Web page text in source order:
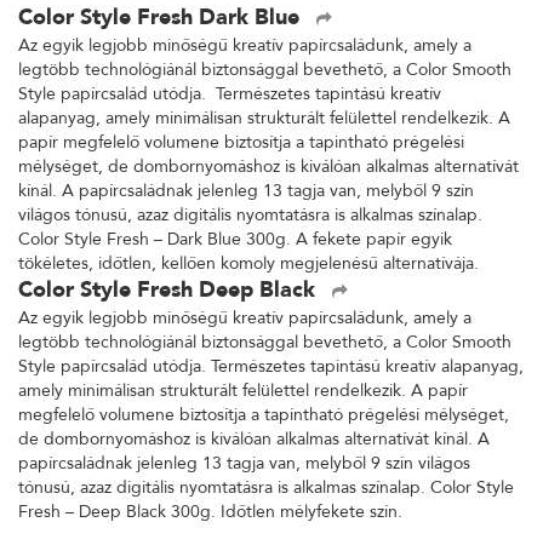
Color Style Fresh Dark Blue
Az egyik legjobb minőségű kreatív papírcsaládunk, amely a
legtöbb technológiánál biztonsággal bevethető, a Color Smooth
Style papírcsalád utódja. Természetes tapintású kreatív
alapanyag, amely minimálisan strukturált felülettel rendelkezik. A
papír megfelelő volumene biztosítja a tapintható prégelési
mélységet, de dombornyomáshoz is kiválóan alkalmas alternatívát
kínál. A papírcsaládnak jelenleg 13 tagja van, melyből 9 szín
világos tónusú, azaz digitális nyomtatásra is alkalmas színalap.
Color Style Fresh – Dark Blue 300g. A fekete papír egyik
tökéletes, időtlen, kellően komoly megjelenésű alternatívája.
Color Style Fresh Deep Black
Az egyik legjobb minőségű kreatív papírcsaládunk, amely a
legtöbb technológiánál biztonsággal bevethető, a Color Smooth
Style papírcsalád utódja. Természetes tapintású kreatív alapanyag,
amely minimálisan strukturált felülettel rendelkezik. A papír
megfelelő volumene biztosítja a tapintható prégelési mélységet,
de dombornyomáshoz is kiválóan alkalmas alternatívát kínál. A
papírcsaládnak jelenleg 13 tagja van, melyből 9 szín világos
tónusú, azaz digitális nyomtatásra is alkalmas színalap. Color Style
Fresh – Deep Black 300g. Időtlen mélyfekete szín.